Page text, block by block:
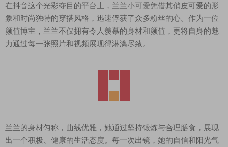
在抖音这个光彩夺目的平台上， 兰兰小可爱凭借其俏皮可爱的形
象和时尚独特的穿搭风格，迅速俘获了众多粉丝的心。作为一位
颜值博主，兰兰不仅拥有令人羡慕的身材和颜值，更将自身的魅
力通过每一张照片和视频展现得淋漓尽致。
兰兰的身材匀称，曲线优雅，她通过坚持锻炼与合理膳食，展现
出一个积极、健康的生活态度。每一次出镜，她的自信和阳光气